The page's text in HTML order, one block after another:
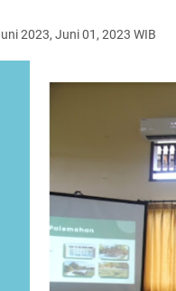
2023, Juni 01, 2023 WIB